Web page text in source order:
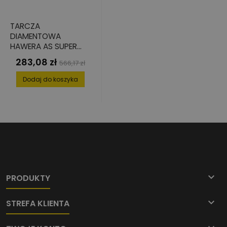
TARCZA
DIAMENTOWA
HAWERA AS SUPER
DO ŚCIERAJĄCYCH
MATERIAŁÓW 230 X
22,2 MM
Cena
283,08 zł Cena
podstawowa
566,17 zł
Dodaj do koszyka
PRODUKTY 
STREFA KLIENTA 